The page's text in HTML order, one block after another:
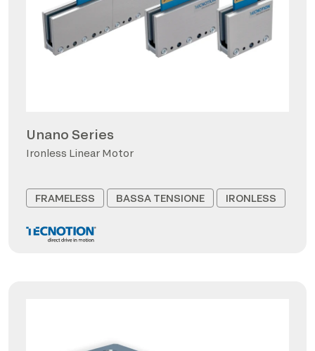
Unano Series
Ironless Linear Motor
FRAMELESS BASSA TENSIONE IRONLESS